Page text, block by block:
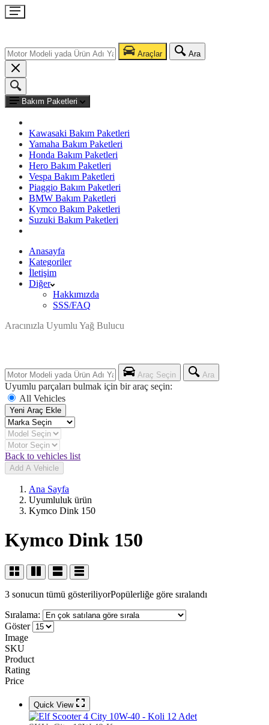
Araçlar Ara
Bakım Paketleri
Kawasaki Bakım Paketleri
Yamaha Bakım Paketleri
Honda Bakım Paketleri
Hero Bakım Paketleri
Vespa Bakım Paketleri
Piaggio Bakım Paketleri
BMW Bakım Paketleri
Kymco Bakım Paketleri
Suzuki Bakım Paketleri
Anasayfa
Kategoriler
İletişim
Diğer
Hakkımızda
SSS/FAQ
Aracınızla Uyumlu Yağ Bulucu
Araç Seçin Ara
Uyumlu parçaları bulmak için bir araç seçin:
All Vehicles
Yeni Araç Ekle
Back to vehicles list
Add A Vehicle
Ana Sayfa
Uyumluluk ürün
Kymco Dink 150
Kymco Dink 150
3 sonucun tümü gösteriliyorPopülerliğe göre sıralandı
Sıralama:
Göster
Image
SKU
Product
Rating
Price
Quick View